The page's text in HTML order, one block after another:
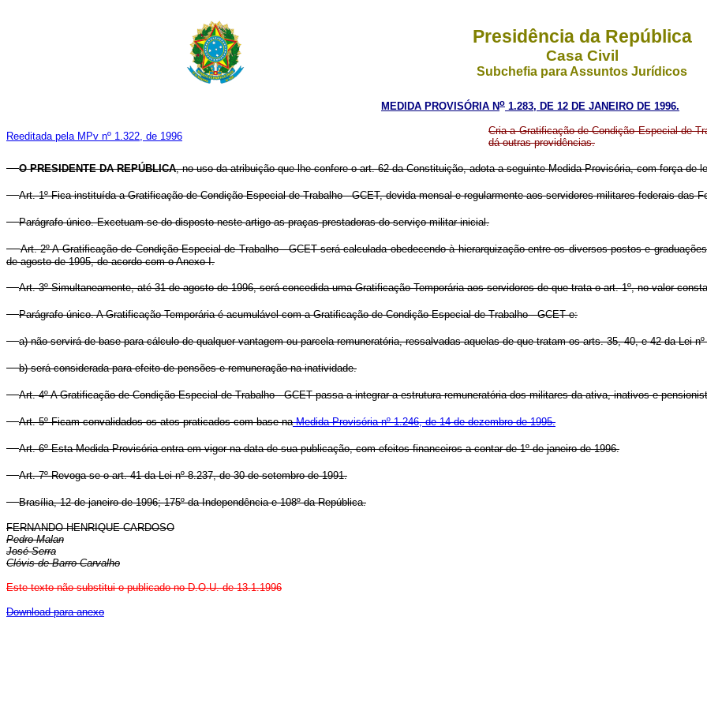
Presidência da República
Casa Civil
Subchefia para Assuntos Jurídicos
MEDIDA PROVISÓRIA No 1.283, DE 12 DE JANEIRO DE 1996.
Reeditada pela MPv nº 1.322, de 1996
Cria a Gratificação de Condição Especial de
dá outras providências.
O PRESIDENTE DA REPÚBLICA, no uso da atribuição que lhe confere o art. 62 da Constituição, adota a seguinte Medida Provisória, com força de
Art. 1º Fica instituída a Gratificação de Condição Especial de Trabalho - GCET, devida mensal e regularmente aos servidores militares federais das
Parágrafo único. Excetuam-se do disposto neste artigo as praças prestadoras do serviço militar inicial.
Art. 2º A Gratificação de Condição Especial de Trabalho - GCET será calculada obedecendo à hierarquização entre os diversos postos e
de agosto de 1995, de acordo com o Anexo I.
Art. 3º Simultaneamente, até 31 de agosto de 1996, será concedida uma Gratificação Temporária aos servidores de que trata o art. 1º, no valor
Parágrafo único. A Gratificação Temporária é acumulável com a Gratificação de Condição Especial de Trabalho - GCET e:
a) não servirá de base para cálculo de qualquer vantagem ou parcela remuneratória, ressalvadas aquelas de que tratam os arts. 35, 40, e 42 da Lei
b) será considerada para efeito de pensões e remuneração na inatividade.
Art. 4º A Gratificação de Condição Especial de Trabalho - GCET passa a integrar a estrutura remuneratória dos militares da ativa, inativos e
Art. 5º Ficam convalidados os atos praticados com base naMedida Provisória nº 1.246, de 14 de dezembro de 1995.
Art. 6º Esta Medida Provisória entra em vigor na data de sua publicação, com efeitos financeiros a contar de 1º de janeiro de 1996.
Art. 7º Revoga-se o art. 41 da Lei nº 8.237, de 30 de setembro de 1991.
Brasília, 12 de janeiro de 1996; 175º da Independência e 108º da República.
FERNANDO HENRIQUE CARDOSO
Pedro Malan
José Serra
Clóvis de Barro Carvalho
Este texto não substitui o publicado no D.O.U. de 13.1.1996
Download para anexo